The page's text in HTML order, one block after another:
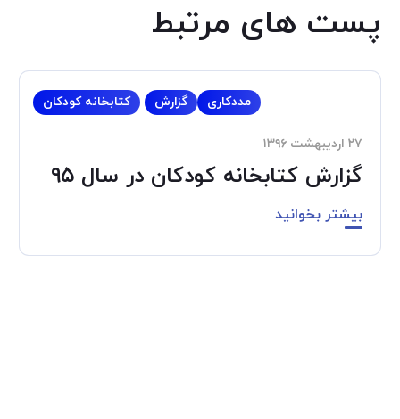
پست های مرتبط
کتابخانه کودکان گزارش مددکاری
۲۷ اردیبهشت ۱۳۹۶
گزارش کتابخانه کودکان در سال ۹۵
بیشتر بخوانید